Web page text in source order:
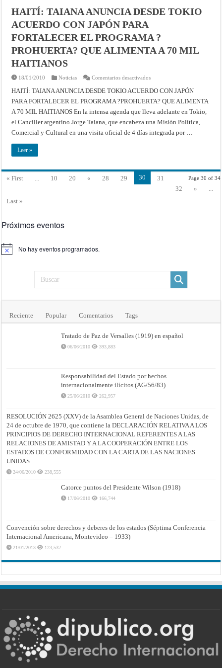
HAITÍ: TAIANA ANUNCIA DESDE TOKIO
ACUERDO CON JAPÓN PARA
FORTALECER EL PROGRAMA ?
PROHUERTA? QUE ALIMENTA A 70 MIL
HAITIANOS
18/01/2010 Noticias Comentarios desactivadosen
TAIANA
ANUNCIA
DESDE
ACUERDO
CON
JAPÓN
PARA
FORTALECER
ALIMENTA
70
HAITÍ: TAIANA ANUNCIA DESDE TOKIO ACUERDO CON JAPÓN
PARA FORTALECER EL PROGRAMA ?PROHUERTA? QUE ALIMENTA
A 70 MIL HAITIANOS En la intensa agenda que lleva adelante en Tokio,
el Canciller argentino Jorge Taiana, que encabeza una Misión Política,
Comercial y Cultural en una visita oficial de 4 días integrada por …
Leer »
Page 30 of 34
« First 10 20 « 28 29 30
31
32
»
Last »
Próximos eventos
Aviso No hay eventos programados.
Reciente Popular Comentarios Tags
Tratado de Paz de Versalles (1919) en español
06/06/2010 393,883
Responsabilidad del Estado por hechos
internacionalmente ilícitos (AG/56/83)
25/06/2010 262,957
RESOLUCIÓN 2625 (XXV) de la Asamblea General de Naciones Unidas, de
24 de octubre de 1970, que contiene la DECLARACIÓN RELATIVA A LOS
PRINCIPIOS DE DERECHO INTERNACIONAL REFERENTES A LAS
RELACIONES DE AMISTAD Y A LA COOPERACIÓN ENTRE LOS
ESTADOS DE CONFORMIDAD CON LA CARTA DE LAS NACIONES
UNIDAS
24/06/2010 238,555
Catorce puntos del Presidente Wilson (1918)
17/06/2010 166,744
Convención sobre derechos y deberes de los estados (Séptima Conferencia
Internacional Americana, Montevideo – 1933)
21/01/2013 123,532